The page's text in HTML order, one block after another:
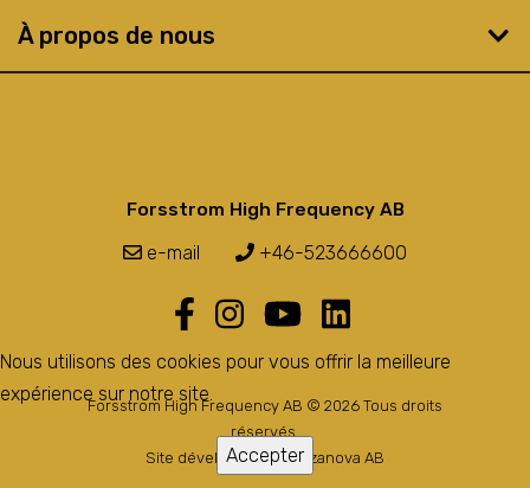
À propos de nous
Forsstrom High Frequency AB
e-mail +46-523666600
Forsstrom High Frequency AB © 2026 Tous droits
réservés.
Site développé parBozzanova AB
Nous utilisons des cookies pour vous offrir la meilleure
expérience sur notre site.
Accepter